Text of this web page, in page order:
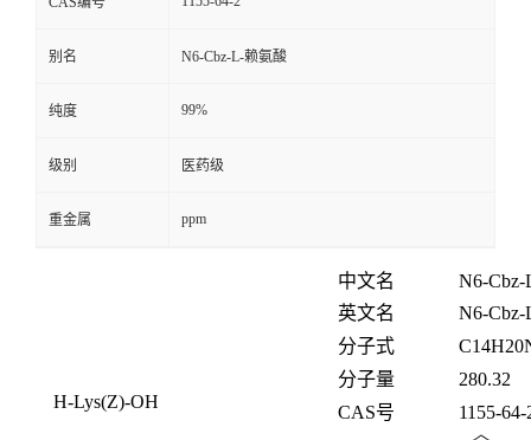
别名 N6-Cbz-L-赖氨酸
纯度 99%
级别 医药级
重金属 ppm
H-Lys(Z)-OH
中文名
N6-Cbz-
英文名
N6-Cbz-
分子式
C14H20
分子量
280.32
CAS号
1155-64-